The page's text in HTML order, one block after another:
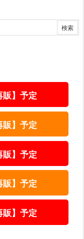
】予定
】予定
】予定
】予定
】予定